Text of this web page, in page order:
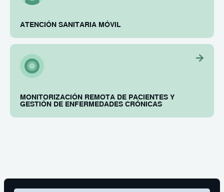
ATENCIÓN SANITARIA MÓVIL
MONITORIZACIÓN REMOTA DE PACIENTES Y
GESTIÓN DE ENFERMEDADES CRÓNICAS